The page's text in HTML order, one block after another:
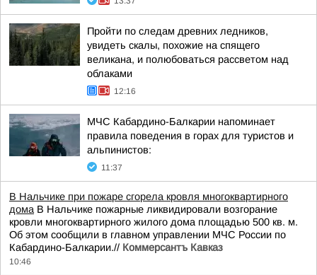
Пройти по следам древних ледников,
увидеть скалы, похожие на спящего
великана, и полюбоваться рассветом над
облаками
12:16
МЧС Кабардино-Балкарии напоминает
правила поведения в горах для туристов и
альпинистов:
11:37
В Нальчике при пожаре сгорела кровля многоквартирного
дома В Нальчике пожарные ликвидировали возгорание
кровли многоквартирного жилого дома площадью 500 кв. м.
Об этом сообщили в главном управлении МЧС России по
Кабардино-Балкарии.// Коммерсантъ Кавказ
10:46